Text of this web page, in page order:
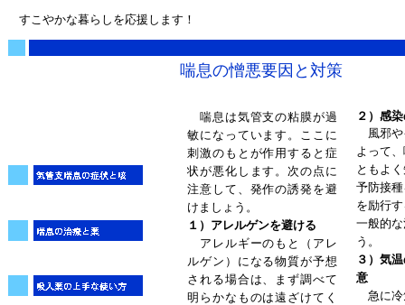
すこやかな暮らしを応援します！
喘息の憎悪要因と対策
喘息は気管支の粘膜が過
敏になっています。ここに
刺激のもとが作用すると症
状が悪化します。次の点に
注意して、発作の誘発を避
けましょう。
１）アレルゲンを避ける
アレルギーのもと（アレ
ルゲン）になる物質が予想
される場合は、まず調べて
明らかなものは遠ざけてく
２）感
風邪や
よって
ともよ
予防接
を励行
一般的
う。
３）気
意
急に冷